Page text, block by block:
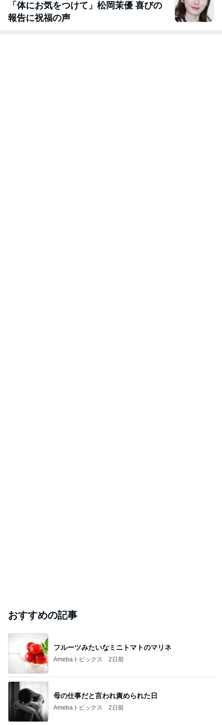
「体にお気をつけて」松岡茉優 喜びの
報告に祝福の声
おすすめの記事
フルーツみたいなミニトマトのマリネ
Amebaトピックス 2日前
母の仕事だと言われ責められた日
Amebaトピックス 2日前